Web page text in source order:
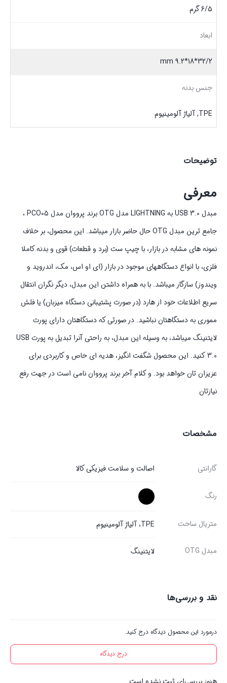
6/5 گرم
ابعاد
32/2*18*9.2 mm
جنس بدنه
TPE, آلیاژ آلومینیوم
توضیحات
معرفی
مبدل USB 3.0 به LIGHTNING مدل OTG برند پرووان مدل PCO05 ،
جامع ترین مبدل OTG حال حاضر بازار میباشد. این محصول، بر خلاف
نمونه های مشابه در بازار، با چیپ ست (برد و قطعات) قوی و بدنه کاملا
فلزی، با انواع دستگاههای موجود در بازار (ای او اس، مک، اندروید و
ویندوز) سازگار میباشد. با به همراه داشتن این مبدل، دیگر نگران انتقال
سریع اطلاعات خود از هارد (در صورت پشتیبانی دستگاه میزبان) یا فلش
مموری به دستگاهتان نباشید. در صورتی که دستگاهتان دارای پورت
لایتنینگ میباشد، به وسیله این مبدل، به راحتی آنرا تبدیل به پورت USB
3.0 کنید. این محصول شگفت انگیز، هدیه ای خاص و کاربردی برای
عزیزان تان خواهد بود. و کلام آخر برند پرووان نامی است در جهت رفع
نیازتان
مشخصات
گارانتی اصالت و سلامت فیزیکی کالا
رنگ
متریال ساخت TPE، آلیاژ آلومینیوم
مبدل OTG لایتنینگ
نقد و بررسی‌ها
درمورد این محصول دیدگاه درج کنید.
درج دیدگاه